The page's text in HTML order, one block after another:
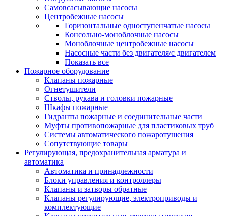
Самовсасывающие насосы
Центробежные насосы
Горизонтальные одноступенчатые насосы
Консольно-моноблочные насосы
Моноблочные центробежные насосы
Насосные части без двигателя/с двигателем
Показать все
Пожарное оборудование
Клапаны пожарные
Огнетушители
Стволы, рукава и головки пожарные
Шкафы пожарные
Гидранты пожарные и соединительные части
Муфты противопожарные для пластиковых труб
Системы автоматического пожаротушения
Сопутствующие товары
Регулирующая, предохранительная арматура и
автоматика
Автоматика и принадлежности
Блоки управления и контроллеры
Клапаны и затворы обратные
Клапаны регулирующие, электроприводы и
комплектующие